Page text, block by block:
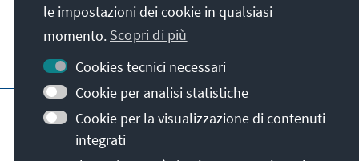
Contatto
Altre offerte della fondazione
Colophon
Termini e condizioni
Erklärung zur Barrierefreiheit
le impostazioni dei cookie in qualsiasi
momento. Scopri di più
Cookies tecnici necessari
Cookie per analisi statistiche
Cookie per la visualizzazione di contenuti
integrati